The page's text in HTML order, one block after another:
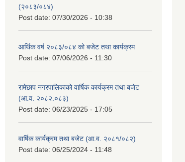
(२०८३/०८४)
Post date: 07/30/2026 - 10:38
आर्थिक वर्ष २०८३/०८४ को बजेट तथा कार्यक्रम
Post date: 07/06/2026 - 11:30
रामेछाप नगरपालिकाको वार्षिक कार्यक्रम तथा बजेट
(आ.व. २०८२.०८३)
Post date: 06/23/2025 - 17:05
वार्षिक कार्यक्रम तथा बजेट (आ.व. २०८१/०८२)
Post date: 06/25/2024 - 11:48